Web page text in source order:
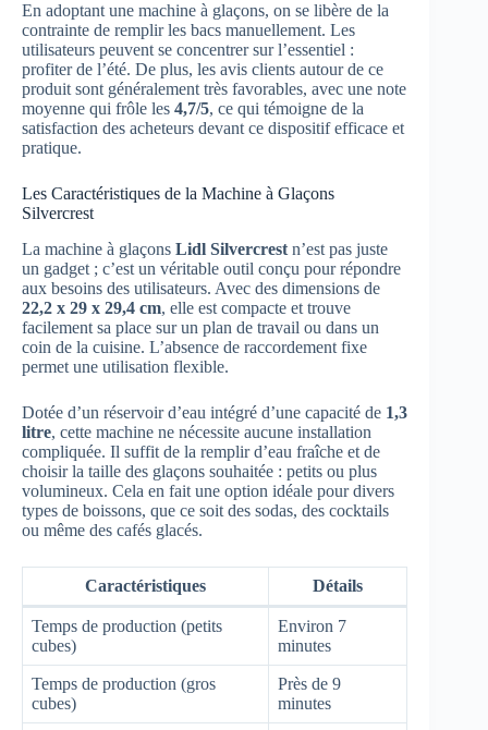
En adoptant une machine à glaçons, on se libère de la
contrainte de remplir les bacs manuellement. Les
utilisateurs peuvent se concentrer sur l’essentiel :
profiter de l’été. De plus, les avis clients autour de ce
produit sont généralement très favorables, avec une note
moyenne qui frôle les 4,7/5, ce qui témoigne de la
satisfaction des acheteurs devant ce dispositif efficace et
pratique.
Les Caractéristiques de la Machine à Glaçons
Silvercrest
La machine à glaçons Lidl Silvercrest n’est pas juste
un gadget ; c’est un véritable outil conçu pour répondre
aux besoins des utilisateurs. Avec des dimensions de
22,2 x 29 x 29,4 cm, elle est compacte et trouve
facilement sa place sur un plan de travail ou dans un
coin de la cuisine. L’absence de raccordement fixe
permet une utilisation flexible.
Dotée d’un réservoir d’eau intégré d’une capacité de 1,3
litre, cette machine ne nécessite aucune installation
compliquée. Il suffit de la remplir d’eau fraîche et de
choisir la taille des glaçons souhaitée : petits ou plus
volumineux. Cela en fait une option idéale pour divers
types de boissons, que ce soit des sodas, des cocktails
ou même des cafés glacés.
Caractéristiques Détails
Temps de production (petits
cubes)
Environ 7
minutes
Temps de production (gros
cubes)
Près de 9
minutes